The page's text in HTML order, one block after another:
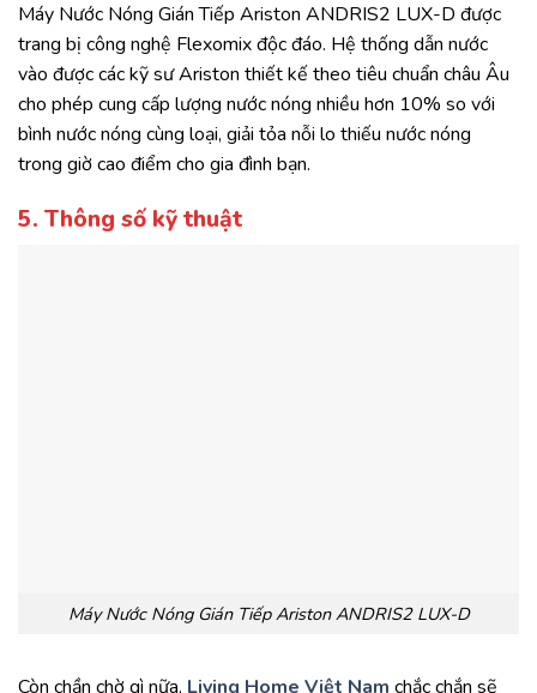
Máy Nước Nóng Gián Tiếp Ariston ANDRIS2 LUX-D được
trang bị công nghệ Flexomix độc đáo. Hệ thống dẫn nước
vào được các kỹ sư Ariston thiết kế theo tiêu chuẩn châu Âu
cho phép cung cấp lượng nước nóng nhiều hơn 10% so với
bình nước nóng cùng loại, giải tỏa nỗi lo thiếu nước nóng
trong giờ cao điểm cho gia đình bạn.
5. Thông số kỹ thuật
Máy Nước Nóng Gián Tiếp Ariston ANDRIS2 LUX-D
Còn chần chờ gì nữa, Living Home Việt Nam chắc chắn sẽ